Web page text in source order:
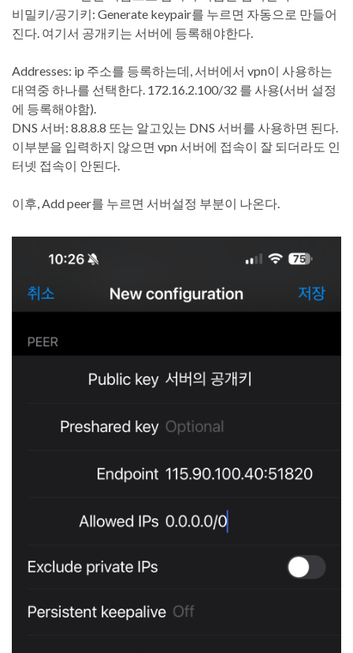
비밀키/공기키: Generate keypair를 누르면 자동으로 만들어
진다. 여기서 공개키는 서버에 등록해야한다.
Addresses: ip 주소를 등록하는데, 서버에서 vpn이 사용하는
대역중 하나를 선택한다. 172.16.2.100/32 를 사용(서버 설정
에 등록해야함).
DNS 서버: 8.8.8.8 또는 알고있는 DNS 서버를 사용하면 된다.
이부분을 입력하지 않으면 vpn 서버에 접속이 잘 되더라도 인
터넷 접속이 안된다.
이후, Add peer를 누르면 서버설정 부분이 나온다.